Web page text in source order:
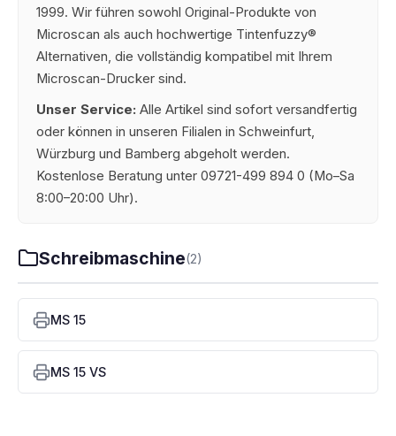
1999. Wir führen sowohl Original-Produkte von
Microscan als auch hochwertige Tintenfuzzy®
Alternativen, die vollständig kompatibel mit Ihrem
Microscan-Drucker sind.
Unser Service: Alle Artikel sind sofort versandfertig
oder können in unseren Filialen in Schweinfurt,
Würzburg und Bamberg abgeholt werden.
Kostenlose Beratung unter 09721-499 894 0 (Mo–Sa
8:00–20:00 Uhr).
Schreibmaschine(2)
MS 15
MS 15 VS